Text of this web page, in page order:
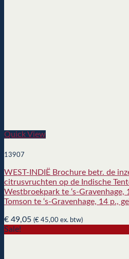
Quick View
13907
WEST-INDIË Brochure betr. de
citrusvruchten op de Indische
Westbroekpark te ‘s-Gravenhage,
Tomson te ‘s-Gravenhage, 14 p.,
€ 49,05 (€ 45,00 ex. btw)
Sale!